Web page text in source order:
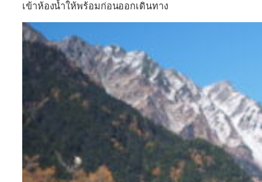
เข้าห้องน้ำให้พร้อมก่อนออกเดินทาง